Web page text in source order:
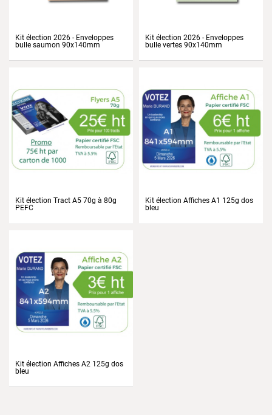
Kit élection 2026 - Enveloppes
bulle saumon 90x140mm
Kit élection 2026 - Enveloppes
bulle vertes 90x140mm
Kit élection Tract A5 70g à 80g
PEFC
Kit élection Affiches A1 125g dos
bleu
Kit élection Affiches A2 125g dos
bleu